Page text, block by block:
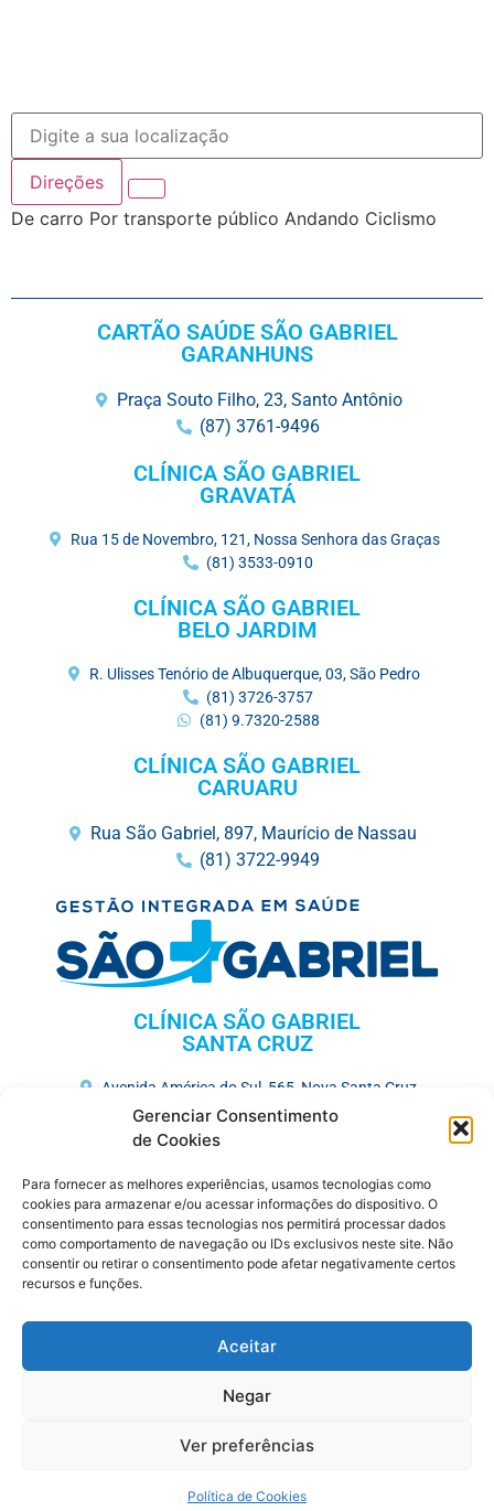
Gerenciar Consentimento
de Cookies
Para fornecer as melhores experiências, usamos tecnologias como
cookies para armazenar e/ou acessar informações do dispositivo. O
consentimento para essas tecnologias nos permitirá processar dados
como comportamento de navegação ou IDs exclusivos neste site. Não
consentir ou retirar o consentimento pode afetar negativamente certos
recursos e funções.
Aceitar
Negar
Ver preferências
Política de Cookies
Direções
De carro Por transporte público Andando Ciclismo
CARTÃO SAÚDE SÃO GABRIEL
GARANHUNS
Praça Souto Filho, 23, Santo Antônio
(87) 3761-9496
CLÍNICA SÃO GABRIEL
GRAVATÁ
Rua 15 de Novembro, 121, Nossa Senhora das Graças
(81) 3533-0910
CLÍNICA SÃO GABRIEL
BELO JARDIM
R. Ulisses Tenório de Albuquerque, 03, São Pedro
(81) 3726-3757
(81) 9.7320-2588
CLÍNICA SÃO GABRIEL
CARUARU
Rua São Gabriel, 897, Maurício de Nassau
(81) 3722-9949
CLÍNICA SÃO GABRIEL
SANTA CRUZ
Avenida América do Sul, 565, Nova Santa Cruz
(81) 3731-3675
HOSPITAL MEMORIAL SÃO GABRIEL
Av. José Veríssimo, 752, Maurício de Nassau
(81) 3727-7250
CENTRO MÉDICO
R. Saldanha Marinho , 383, Maurício de Nassau
(81) 3721-6480
DIAGNÓSTICO SÃO GABRIEL
R. Saldanha Marinho , 383, Maurício de Nassau
(81) 9.8345-0861